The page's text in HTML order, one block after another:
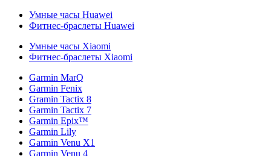
Умные часы Huawei
Фитнес-браслеты Huawei
Умные часы Xiaomi
Фитнес-браслеты Xiaomi
Garmin MarQ
Garmin Fenix
Gramin Tactix 8
Garmin Tactix 7
Garmin Epix™
Garmin Lily
Garmin Venu X1
Garmin Venu 4